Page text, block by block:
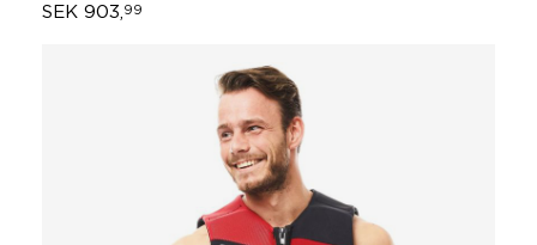
SEK 903, 99